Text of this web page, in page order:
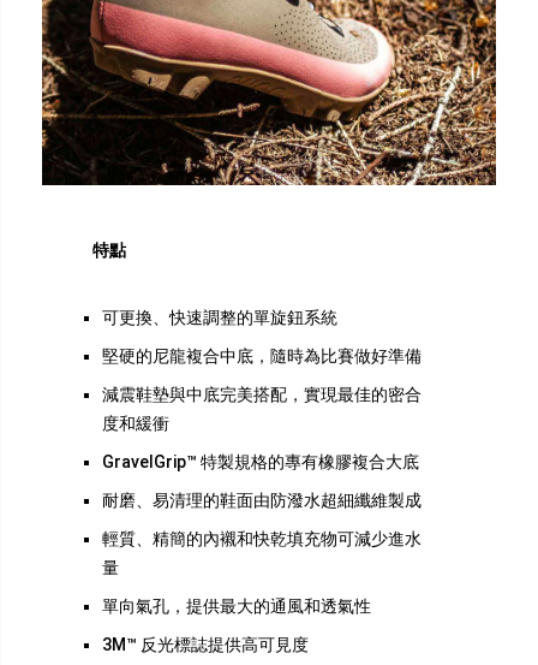
特點
可更換、快速調整的單旋鈕系統
堅硬的尼龍複合中底，隨時為比賽做好準備
減震鞋墊與中底完美搭配，實現最佳的密合
度和緩衝
GravelGrip™ 特製規格的專有橡膠複合大底
耐磨、易清理的鞋面由防潑水超細纖維製成
輕質、精簡的內襯和快乾填充物可減少進水
量
單向氣孔，提供最大的通風和透氣性
3M™ 反光標誌提供高可見度